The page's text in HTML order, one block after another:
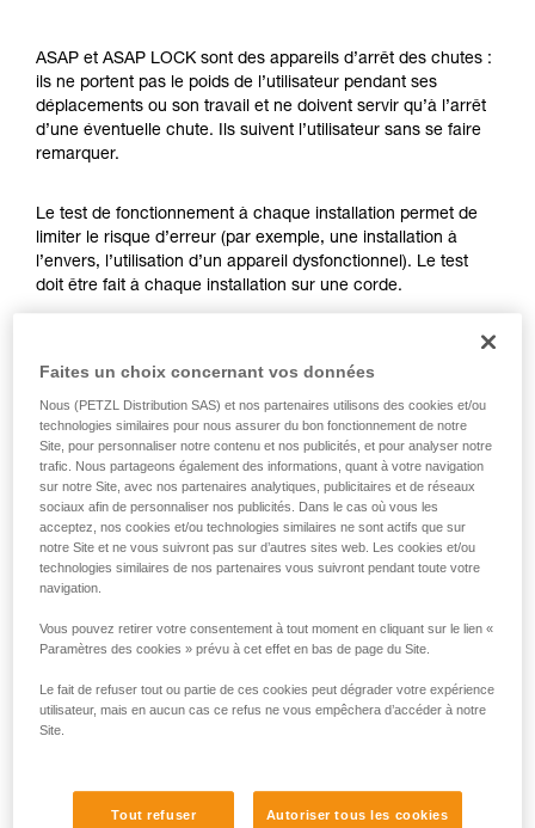
informations de la notice technique pour
pouvoir comprendre ce complément
d’informations.
Maîtriser ces techniques nécessite une
formation et un entraînement spécifique. Validez
la manipulation, seul, en toute sécurité, avant
de la reproduire en autonomie.
Nous donnons des exemples de techniques
liées à votre activité. Il peut en exister d’autres
ASAP et ASAP LOCK sont des appareils d’arrêt des chutes :
ils ne portent pas le poids de l’utilisateur pendant ses
déplacements ou son travail et ne doivent servir qu’à l’arrêt
d’une éventuelle chute. Ils suivent l’utilisateur sans se faire
remarquer.
Le test de fonctionnement à chaque installation permet de
limiter le risque d’erreur (par exemple, une installation à
l’envers, l’utilisation d’un appareil dysfonctionnel). Le test
doit être fait à chaque installation sur une corde.
Pour l’ASAP LOCK, vérifiez que la fonction LOCK n’est pas
activée avant de faire le test.
Une fois l’ASAP ou ASAP LOCK placé sur la corde, faites
coulisser votre appareil brusquement vers le bas. Un
mouvement rapide de la main permet d’atteindre facilement
la vitesse de 2 m/s, l’appareil doit bloquer. S’il ne bloque pas,
vérifiez votre installation ou inspectez l’état de l’appareil.
Faites un choix concernant vos données
Nous (PETZL Distribution SAS) et nos partenaires utilisons des cookies et/ou
technologies similaires pour nous assurer du bon fonctionnement de notre
Site, pour personnaliser notre contenu et nos publicités, et pour analyser notre
trafic. Nous partageons également des informations, quant à votre navigation
sur notre Site, avec nos partenaires analytiques, publicitaires et de réseaux
sociaux afin de personnaliser nos publicités. Dans le cas où vous les
acceptez, nos cookies et/ou technologies similaires ne sont actifs que sur
notre Site et ne vous suivront pas sur d’autres sites web. Les cookies et/ou
technologies similaires de nos partenaires vous suivront pendant toute votre
navigation.
Vous pouvez retirer votre consentement à tout moment en cliquant sur le lien «
Paramètres des cookies » prévu à cet effet en bas de page du Site.
Le fait de refuser tout ou partie de ces cookies peut dégrader votre expérience
utilisateur, mais en aucun cas ce refus ne vous empêchera d’accéder à notre
Site.
Tout refuser Autoriser tous les cookies